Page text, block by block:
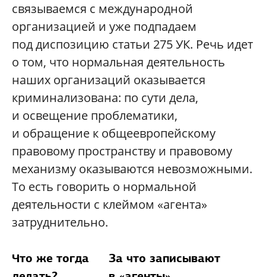
связываемся с международной
организацией и уже подпадаем
под диспозицию статьи 275 УК. Речь идет
о том, что нормальная деятельность
наших организаций оказывается
криминализована: по сути дела,
и освещение проблематики,
и обращение к общеевропейскому
правовому пространству и правовому
механизму оказываются невозможными.
То есть говорить о нормальной
деятельности с клеймом «агента»
затруднительно.
За что записывают
Что же тогда